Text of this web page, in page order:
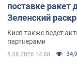
поставке
Зеленский
Киев также ведет
партнерами
8.08.2026 14:08